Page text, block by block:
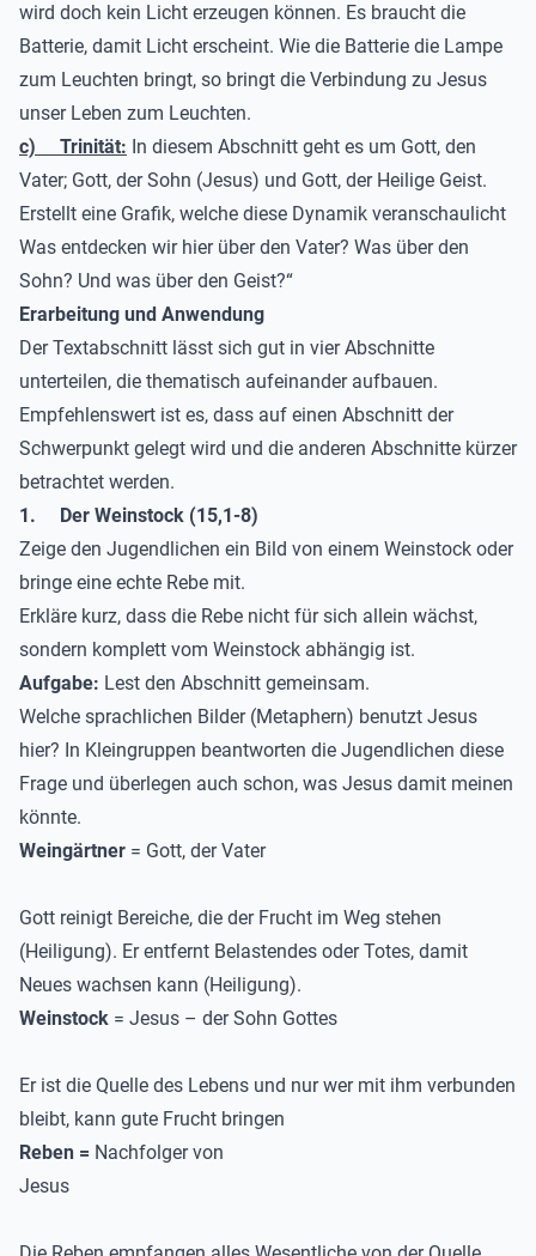
wird doch kein Licht erzeugen können. Es braucht die
Batterie, damit Licht erscheint. Wie die Batterie die Lampe
zum Leuchten bringt, so bringt die Verbindung zu Jesus
unser Leben zum Leuchten.
c) Trinität: In diesem Abschnitt geht es um Gott, den
Vater; Gott, der Sohn (Jesus) und Gott, der Heilige Geist.
Erstellt eine Grafik, welche diese Dynamik veranschaulicht
Was entdecken wir hier über den Vater? Was über den
Sohn? Und was über den Geist?“
Erarbeitung und Anwendung
Der Textabschnitt lässt sich gut in vier Abschnitte
unterteilen, die thematisch aufeinander aufbauen.
Empfehlenswert ist es, dass auf einen Abschnitt der
Schwerpunkt gelegt wird und die anderen Abschnitte kürzer
betrachtet werden.
1. Der Weinstock (15,1-8)
Zeige den Jugendlichen ein Bild von einem Weinstock oder
bringe eine echte Rebe mit.
Erkläre kurz, dass die Rebe nicht für sich allein wächst,
sondern komplett vom Weinstock abhängig ist.
Aufgabe: Lest den Abschnitt gemeinsam.
Welche sprachlichen Bilder (Metaphern) benutzt Jesus
hier? In Kleingruppen beantworten die Jugendlichen diese
Frage und überlegen auch schon, was Jesus damit meinen
könnte.
Weingärtner = Gott, der Vater
Gott reinigt Bereiche, die der Frucht im Weg stehen
(Heiligung). Er entfernt Belastendes oder Totes, damit
Neues wachsen kann (Heiligung).
Weinstock = Jesus – der Sohn Gottes
Er ist die Quelle des Lebens und nur wer mit ihm verbunden
bleibt, kann gute Frucht bringen
Reben = Nachfolger von
Jesus